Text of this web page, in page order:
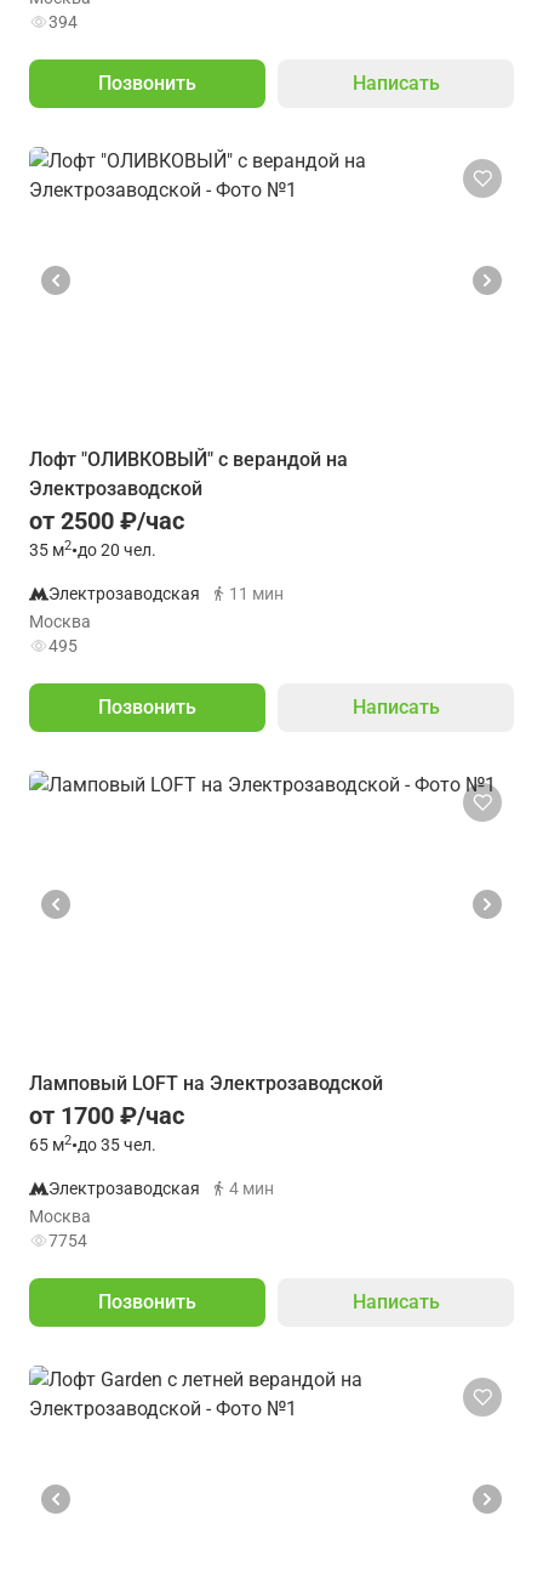
394
Позвонить Написать
Лофт "ОЛИВКОВЫЙ" с верандой на
Электрозаводской
от 2500 ₽/час
35 м2•до 20 чел.
Электрозаводская
11 мин
Москва
495
Позвонить Написать
Ламповый LOFT на Электрозаводской
от 1700 ₽/час
65 м2•до 35 чел.
Электрозаводская
4 мин
Москва
7754
Позвонить Написать